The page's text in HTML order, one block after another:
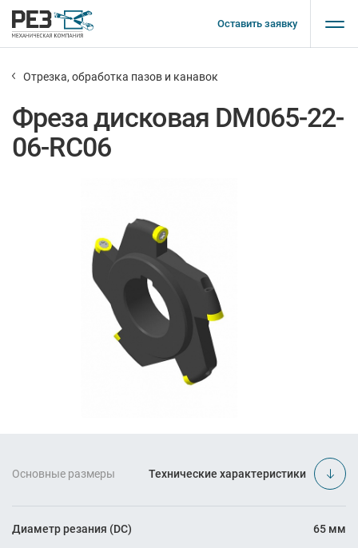
Оставить заявку
Основные размеры Технические характеристики
Диаметр резания (DC) 65 мм
Отрезка, обработка пазов и канавок
Фреза дисковая DM065-22-
06-RC06